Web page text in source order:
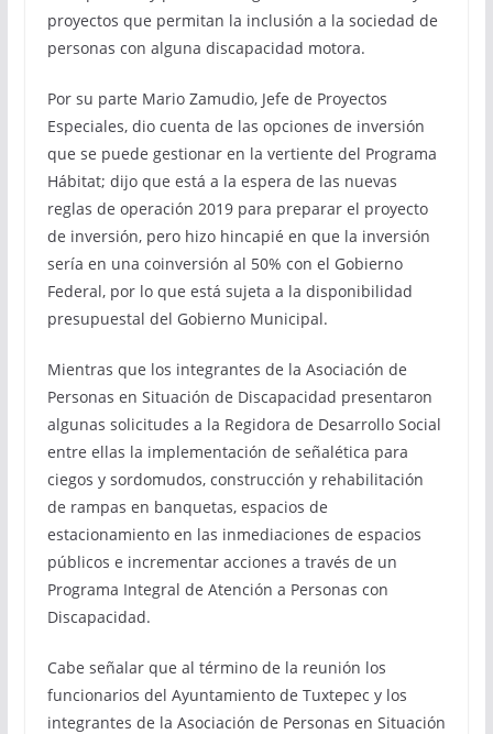
proyectos que permitan la inclusión a la sociedad de
personas con alguna discapacidad motora.
Por su parte Mario Zamudio, Jefe de Proyectos
Especiales, dio cuenta de las opciones de inversión
que se puede gestionar en la vertiente del Programa
Hábitat; dijo que está a la espera de las nuevas
reglas de operación 2019 para preparar el proyecto
de inversión, pero hizo hincapié en que la inversión
sería en una coinversión al 50% con el Gobierno
Federal, por lo que está sujeta a la disponibilidad
presupuestal del Gobierno Municipal.
Mientras que los integrantes de la Asociación de
Personas en Situación de Discapacidad presentaron
algunas solicitudes a la Regidora de Desarrollo Social
entre ellas la implementación de señalética para
ciegos y sordomudos, construcción y rehabilitación
de rampas en banquetas, espacios de
estacionamiento en las inmediaciones de espacios
públicos e incrementar acciones a través de un
Programa Integral de Atención a Personas con
Discapacidad.
Cabe señalar que al término de la reunión los
funcionarios del Ayuntamiento de Tuxtepec y los
integrantes de la Asociación de Personas en Situación